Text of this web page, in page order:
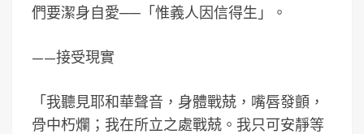
們要潔身自愛──「惟義人因信得生」。
——接受現實
「我聽見耶和華聲音，身體戰兢，嘴唇發顫，
骨中朽爛；我在所立之處戰兢。我只可安靜等